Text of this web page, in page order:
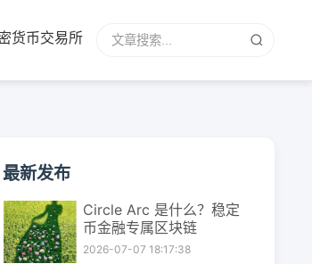
货币交易所
最新发布
Circle Arc 是什么？稳定
币金融专属区块链
2026-07-07 18:17:38